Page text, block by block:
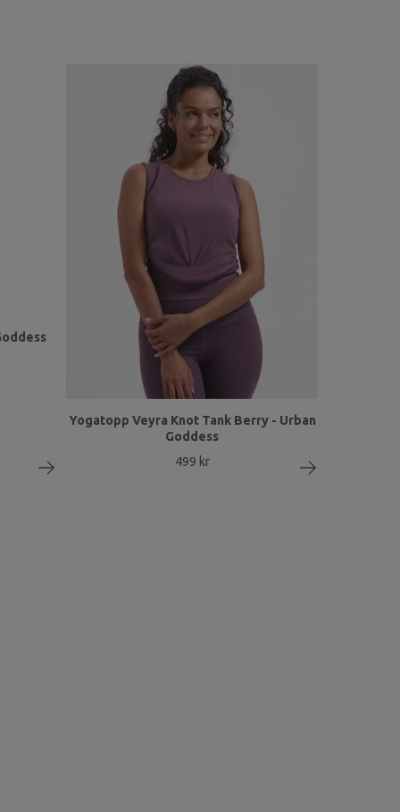
Yogatopp Veyra Knot Tank Berry - Urban
Goddess
499 kr